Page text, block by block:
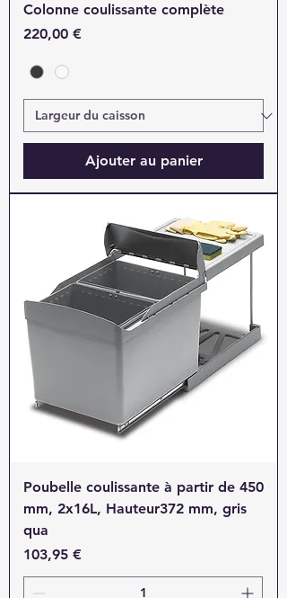
Colonne coulissante complète
Prix
220,00 €
Ajouter au panier
Poubelle coulissante à partir de 450
mm, 2x16L, Hauteur372 mm, gris
qua
Prix
103,95 €